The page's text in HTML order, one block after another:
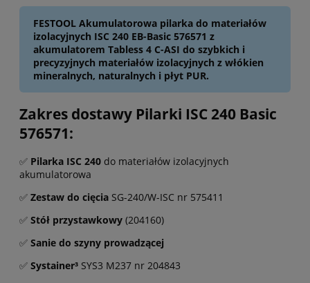
FESTOOL Akumulatorowa pilarka do materiałów
izolacyjnych ISC 240 EB-Basic 576571 z
akumulatorem Tabless 4 C-ASI do szybkich i
precyzyjnych materiałów izolacyjnych z włókien
mineralnych, naturalnych i płyt PUR.
Zakres dostawy Pilarki ISC 240 Basic
576571:
✅ Pilarka ISC 240 do materiałów izolacyjnych
akumulatorowa
✅ Zestaw do cięcia SG-240/W-ISC nr 575411
✅ Stół przystawkowy (204160)
✅ Sanie do szyny prowadzącej
✅ Systainer³ SYS3 M237 nr 204843